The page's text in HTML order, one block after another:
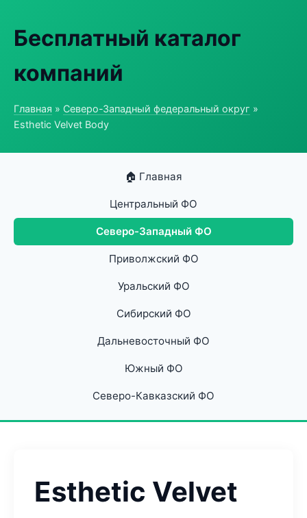
Бесплатный каталог
компаний
Главная » Северо-Западный федеральный округ »
Esthetic Velvet Body
🏠 Главная
Центральный ФО
Северо-Западный ФО
Приволжский ФО
Уральский ФО
Сибирский ФО
Дальневосточный ФО
Южный ФО
Северо-Кавказский ФО
Esthetic Velvet